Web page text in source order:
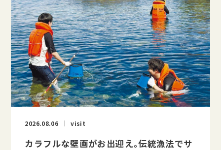
2026.08.06 visit
カラフルな壁画がお出迎え。伝統漁法でサ